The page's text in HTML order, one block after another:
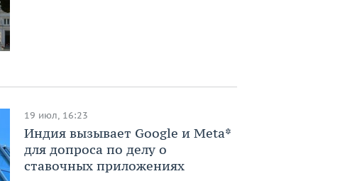
19 июл, 16:23
Индия вызывает Google и Meta*
для допроса по делу о
ставочных приложениях